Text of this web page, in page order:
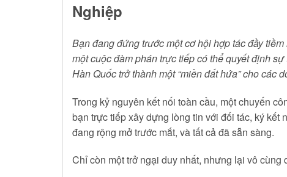
Nghiệp
Bạn đang đứng trước một cơ hội hợp tác đầy
một cuộc đàm phán trực tiếp có thể quyết định
Hàn Quốc trở thành một “miền đất hứa” cho các
Trong kỷ nguyên kết nối toàn cầu, một chuyến
bạn trực tiếp xây dựng lòng tin với đối tác, ký
đang rộng mở trước mắt, và tất cả đã sẵn sàng.
Chỉ còn một trở ngại duy nhất, nhưng lại vô cùng